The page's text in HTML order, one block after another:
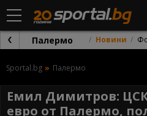
Палермо Новини
Sportal.bg Палермо
Емил Димитров:
евро от Палермо,